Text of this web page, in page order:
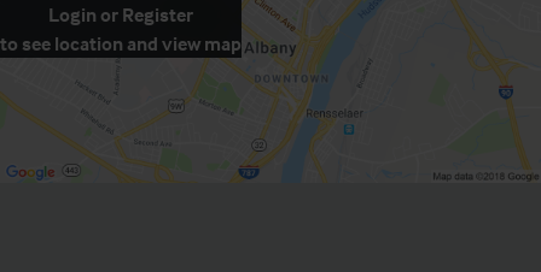
Login or Register
to see location and view map